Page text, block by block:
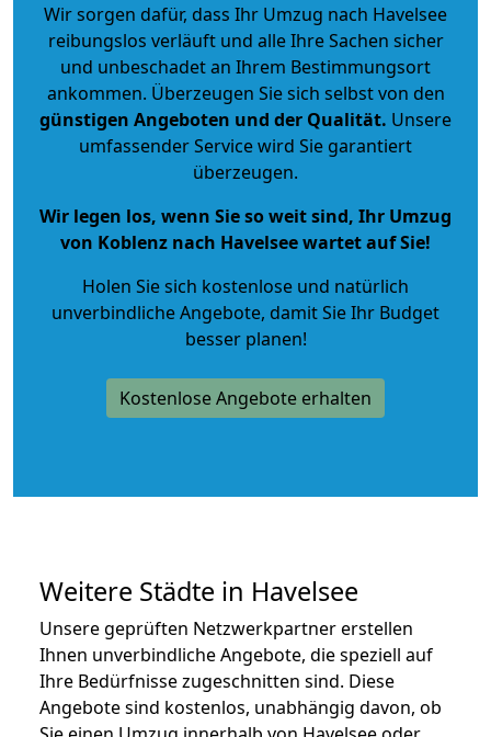
Wir sorgen dafür, dass Ihr Umzug nach Havelsee
reibungslos verläuft und alle Ihre Sachen sicher
und unbeschadet an Ihrem Bestimmungsort
ankommen. Überzeugen Sie sich selbst von den
günstigen Angeboten und der Qualität. Unsere
umfassender Service wird Sie garantiert
überzeugen.
Wir legen los, wenn Sie so weit sind, Ihr Umzug
von Koblenz nach Havelsee wartet auf Sie!
Holen Sie sich kostenlose und natürlich
unverbindliche Angebote, damit Sie Ihr Budget
besser planen!
Kostenlose Angebote erhalten
Weitere Städte in Havelsee
Unsere geprüften Netzwerkpartner erstellen
Ihnen unverbindliche Angebote, die speziell auf
Ihre Bedürfnisse zugeschnitten sind. Diese
Angebote sind kostenlos, unabhängig davon, ob